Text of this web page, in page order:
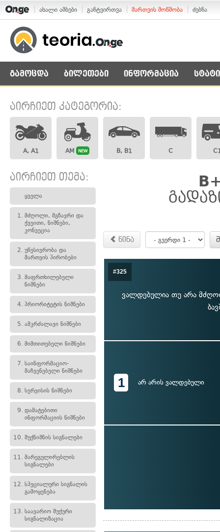
ახალი ამბები განტვირთვა მართვის მოწმობა ძებნა
გამოცდა ბილეთები ინფორმაცია
აირჩიეთ კატეგორია:
A, A1 AM NEW B, B1 C
აირჩიეთ თემა:
ყველა
1. მძღოლი, მგზავრი და
ქვეითი, ნიშნები,
კონვეცია
2. უწესივრობა და
მართვის პირობები
3. მაფრთხილებელი
ნიშნები
4. პრიორიტეტის ნიშნები
5. ამკრძალავი ნიშნები
6. მიმთითებელი ნიშნები
7. საინფორმაციო-
მაჩვენებელი ნიშნები
8. სერვისის ნიშნები
9. დამატებითი
ინფორმაციის ნიშნები
10. შუქნიშნის სიგნალები
11. მარეგულირებლის
სიგნალები
12. სპეციალური სიგნალის
გამოყენება
13. საავარიო შუქური
სიგნალიზაცია
წინა
#325
ვალდებულია თუ არა
1 არ არის ვალდებული